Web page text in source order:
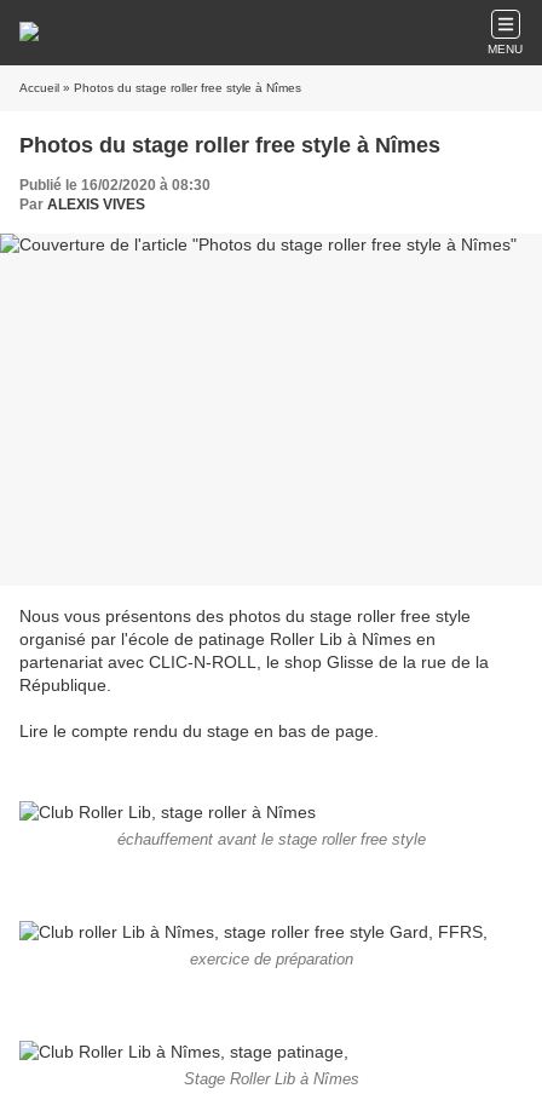
MENU
Accueil » Photos du stage roller free style à Nîmes
Photos du stage roller free style à Nîmes
Publié le 16/02/2020 à 08:30
Par ALEXIS VIVES
Nous vous présentons des photos du stage roller free style
organisé par l'école de patinage Roller Lib à Nîmes en
partenariat avec CLIC-N-ROLL, le shop Glisse de la rue de la
République.
Lire le compte rendu du stage en bas de page.
échauffement avant le stage roller free style
exercice de préparation
Stage Roller Lib à Nîmes